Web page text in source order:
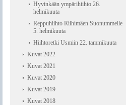
Hyvinkään ympärihiihto 26.
helmikuuta
Reppuhiihto Riihimäen Suonummelle
5. helmikuuta
Hiihtoretki Usmiin 22. tammikuuta
Kuvat 2022
Kuvat 2021
Kuvat 2020
Kuvat 2019
Kuvat 2018